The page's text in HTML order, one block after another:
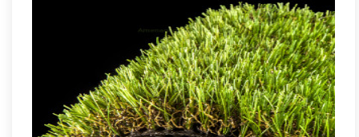
Gazon artificiel Martinica 28mm
Gazon synthétique tout aussi apprécié pour sa qualité de
finition que sa facilité d'entretien, le gazon artificiel Martinica ..